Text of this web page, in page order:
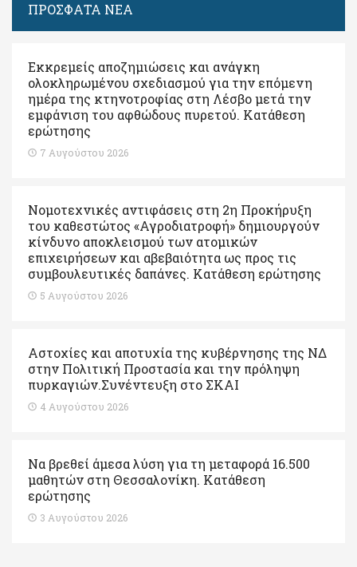
ΠΡΟΣΦΑΤΑ ΝΕΑ
Εκκρεμείς αποζημιώσεις και ανάγκη
ολοκληρωμένου σχεδιασμού για την επόμενη
ημέρα της κτηνοτροφίας στη Λέσβο μετά την
εμφάνιση του αφθώδους πυρετού. Kατάθεση
ερώτησης
7 Αυγούστου 2026
Νομοτεχνικές αντιφάσεις στη 2η Προκήρυξη
του καθεστώτος «Αγροδιατροφή» δημιουργούν
κίνδυνο αποκλεισμού των ατομικών
επιχειρήσεων και αβεβαιότητα ως προς τις
συμβουλευτικές δαπάνες. Κατάθεση ερώτησης
5 Αυγούστου 2026
Αστοχίες και αποτυχία της κυβέρνησης της ΝΔ
στην Πολιτική Προστασία και την πρόληψη
πυρκαγιών.Συνέντευξη στο ΣΚΑΙ
4 Αυγούστου 2026
Να βρεθεί άμεσα λύση για τη μεταφορά 16.500
μαθητών στη Θεσσαλονίκη. Κατάθεση
ερώτησης
3 Αυγούστου 2026